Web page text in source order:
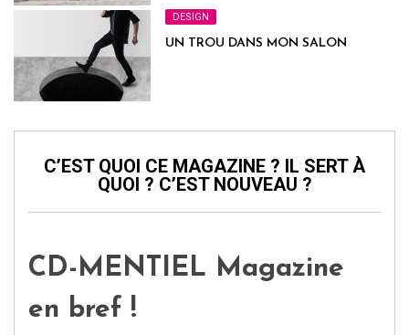
DESIGN
UN TROU DANS MON SALON
C’EST QUOI CE MAGAZINE ? IL SERT À
QUOI ? C’EST NOUVEAU ?
CD-MENTIEL Magazine
en bref !